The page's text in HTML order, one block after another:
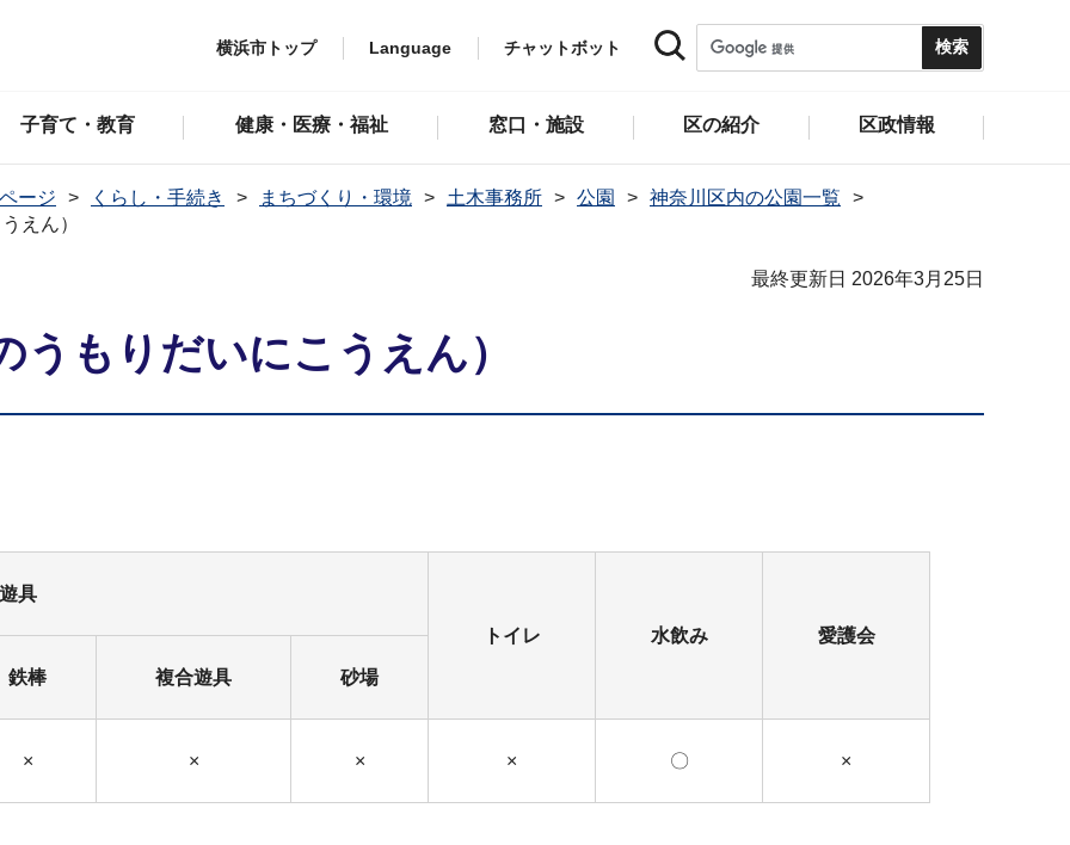
横浜市トップ Language チャットボット
子育て・教育 健康・医療・福祉 窓口・施設 区の紹介 区政情報
ージ くらし・手続き まちづくり・環境 土木事務所 公園
神奈川区内の公園一覧
えん）
最終更新日 2026年3月25日
もりだいにこうえん）
具
トイレ 水飲み 愛護会
鉄棒 複合遊具 砂場
× × × × 〇 ×